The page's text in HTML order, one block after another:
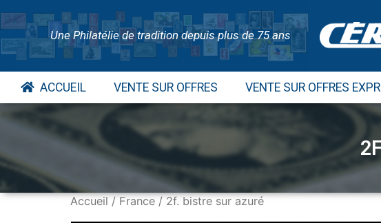
Une Philatélie de tradition depuis plus de 75 ans
ACCUEIL VENTE SUR OFFRES VENTE SUR OFFRES
Accueil / France / 2f. bistre sur azuré